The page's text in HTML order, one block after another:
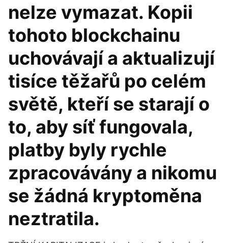
nelze vymazat. Kopii
tohoto blockchainu
uchovávají a aktualizují
tisíce těžařů po celém
světě, kteří se starají o
to, aby síť fungovala,
platby byly rychle
zpracovávány a nikomu
se žádná kryptoměna
neztratila.